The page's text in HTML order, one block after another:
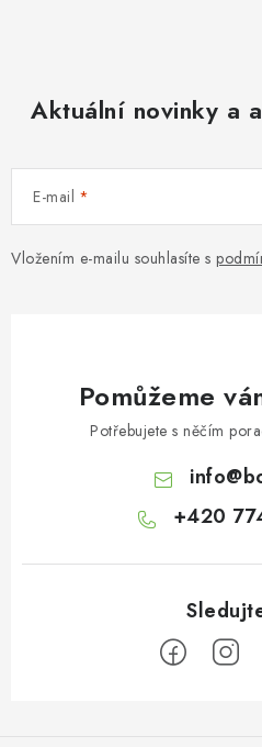
Aktuální novinky a
E-mail
Vložením e-mailu souhlasíte s
Pomůžeme
Potřebujete s něčím
info@
+420